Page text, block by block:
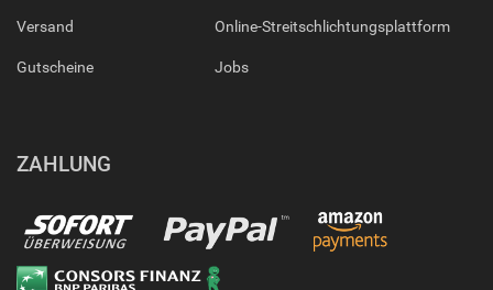
Versand
Gutscheine
Online-Streitschlichtungsplattform
Jobs
ZAHLUNG